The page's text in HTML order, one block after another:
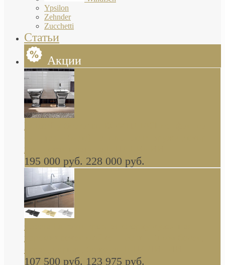
Ypsilon
Zehnder
Zucchetti
Статьи
Акции
Butterfly Scarabeo КОМПЛЕКТ санфаянса
глянцевая платина В НАЛИЧИИ
195 000 руб. 228 000 руб.
керамическая мойка 1160 x 510 мм белая,
серая, черная, бежевая В НАЛИЧИИ
107 500 руб. 123 975 руб.